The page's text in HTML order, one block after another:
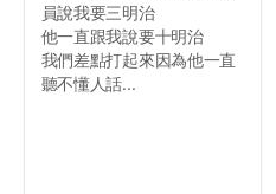
員說我要三明治
他一直跟我說要十明治
我們差點打起來因為他一直
聽不懂人話...